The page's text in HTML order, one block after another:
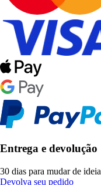
Entrega e devolução
30 dias para mudar de ideia
Devolva seu pedido